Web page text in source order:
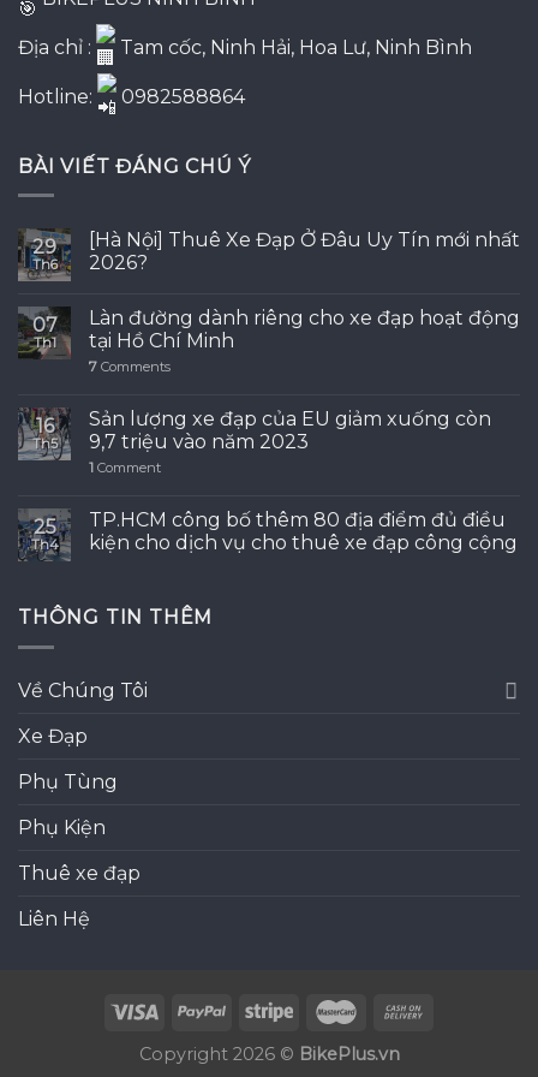
Địa chỉ : Tam cốc, Ninh Hải, Hoa Lư, Ninh Bình
Hotline: 0982588864
BÀI VIẾT ĐÁNG CHÚ Ý
29
Th6
[Hà Nội] Thuê Xe Đạp Ở Đâu Uy Tín mới nhất
2026?
07
Th1
Làn đường dành riêng cho xe đạp hoạt động
tại Hồ Chí Minh
7 Comments
16
Th5
Sản lượng xe đạp của EU giảm xuống còn
9,7 triệu vào năm 2023
1 Comment
25
Th4
TP.HCM công bố thêm 80 địa điểm đủ điều
kiện cho dịch vụ cho thuê xe đạp công cộng
THÔNG TIN THÊM
Về Chúng Tôi
Xe Đạp
Phụ Tùng
Phụ Kiện
Thuê xe đạp
Liên Hệ
Copyright 2026 © BikePlus.vn